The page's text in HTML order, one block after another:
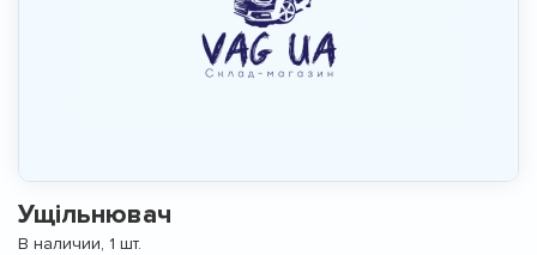
Ущільнювач
В наличии, 1 шт.